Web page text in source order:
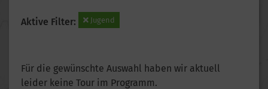
Aktive Filter: Jugend
Für die gewünschte Auswahl haben wir aktuell
leider keine Tour im Programm.